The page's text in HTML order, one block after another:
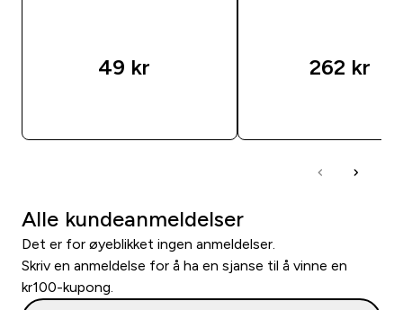
49 kr‎ 262 kr‎
Alle kundeanmeldelser
Det er for øyeblikket ingen anmeldelser.
Skriv en anmeldelse for å ha en sjanse til å vinne en
kr100-kupong.